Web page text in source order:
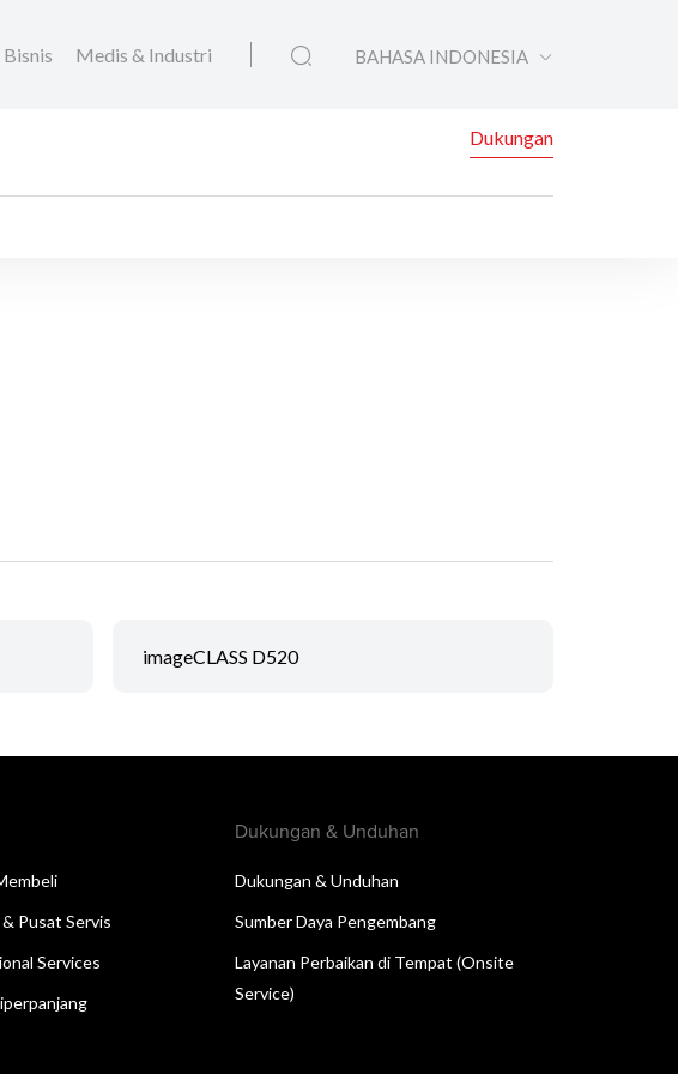
Bisnis Medis & Industri BAHASA INDONESIA
Dukungan
imageCLASS D520
Pusat Servis
Services
Dukungan & Unduhan
Dukungan & Unduhan
Sumber Daya Pengembang
Layanan Perbaikan di Tempat (Onsite
Service)